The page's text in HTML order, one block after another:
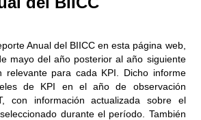
Anual del BIICC en esta página web,
mayo del año posterior al año siguiente
relevante para cada KPI. Dicho informe
de KPI en el año de observación
con información actualizada sobre el
durante el período. También